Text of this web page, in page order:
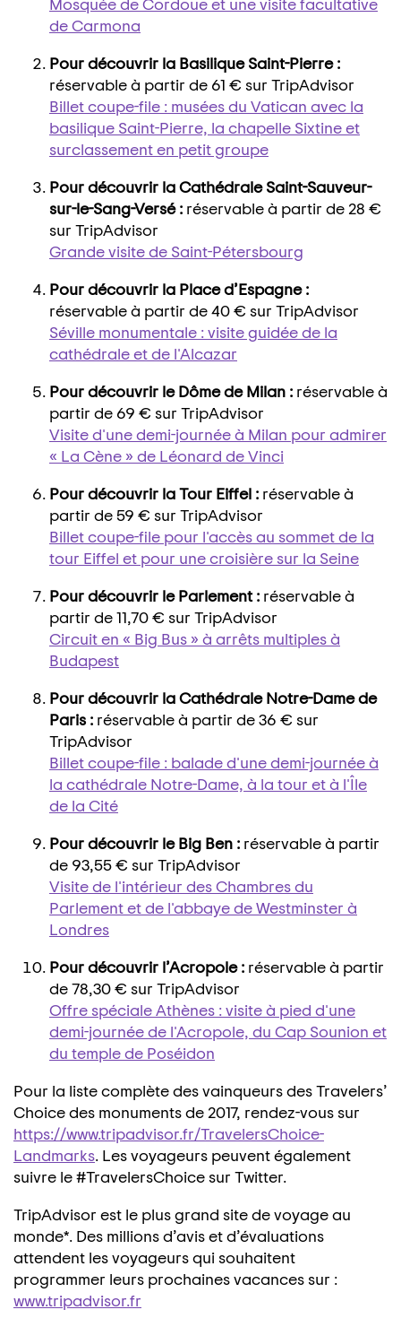
de Carmona
Pour découvrir la Basilique Saint-Pierre :
réservable à partir de 61 € sur TripAdvisor
Billet coupe-file : musées du Vatican avec la
basilique Saint-Pierre, la chapelle Sixtine et
surclassement en petit groupe
Pour découvrir la Cathédrale Saint-Sauveur-
sur-le-Sang-Versé : réservable à partir de 28 €
sur TripAdvisor
Grande visite de Saint-Pétersbourg
Pour découvrir la Place d’Espagne :
réservable à partir de 40 € sur TripAdvisor
Séville monumentale : visite guidée de la
cathédrale et de l'Alcazar
Pour découvrir le Dôme de Milan : réservable à
partir de 69 € sur TripAdvisor
Visite d'une demi-journée à Milan pour admirer
« La Cène » de Léonard de Vinci
Pour découvrir la Tour Eiffel : réservable à
partir de 59 € sur TripAdvisor
Billet coupe-file pour l'accès au sommet de la
tour Eiffel et pour une croisière sur la Seine
Pour découvrir le Parlement : réservable à
partir de 11,70 € sur TripAdvisor
Circuit en « Big Bus » à arrêts multiples à
Budapest
Pour découvrir la Cathédrale Notre-Dame de
Paris : réservable à partir de 36 € sur
TripAdvisor
Billet coupe-file : balade d'une demi-journée à
la cathédrale Notre-Dame, à la tour et à l'Île
de la Cité
Pour découvrir le Big Ben : réservable à partir
de 93,55 € sur TripAdvisor
Visite de l'intérieur des Chambres du
Parlement et de l'abbaye de Westminster à
Londres
Pour découvrir l’Acropole : réservable à partir
de 78,30 € sur TripAdvisor
Offre spéciale Athènes : visite à pied d'une
demi-journée de l'Acropole, du Cap Sounion et
du temple de Poséidon
Pour la liste complète des vainqueurs des Travelers’
Choice des monuments de 2017, rendez-vous sur
https://www.tripadvisor.fr/TravelersChoice-
Landmarks. Les voyageurs peuvent également
suivre le #TravelersChoice sur Twitter.
TripAdvisor est le plus grand site de voyage au
monde*. Des millions d’avis et d’évaluations
attendent les voyageurs qui souhaitent
programmer leurs prochaines vacances sur :
www.tripadvisor.fr